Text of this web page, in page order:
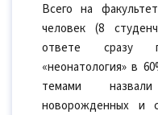
Всего на
человек (8
ответе сразу
«неонатология» в
темами
новорожденных и